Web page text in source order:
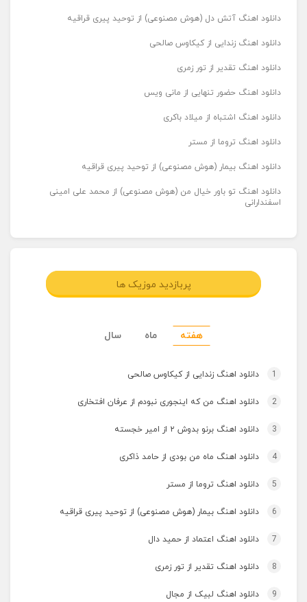
دانلود اهنگ آتش دل (هوش مصنوعی) از توحید پیری قراقیه
دانلود اهنگ زندایی از کیکاوس صالحی
دانلود اهنگ تقدیر از تور زمری
دانلود اهنگ حضور تنهایی از مانی ویس
دانلود اهنگ اشتباه از میلاد باکری
دانلود اهنگ تروما از مستر
دانلود اهنگ بیمار (هوش مصنوعی) از توحید پیری قراقیه
دانلود اهنگ تو باور خیال من (هوش مصنوعی) از محمد علی امینی
اسفندارانی
پربازدید موزیک ها
هفته ماه سال
1 دانلود اهنگ زندایی از کیکاوس صالحی
2 دانلود اهنگ من که اینجوری نبودم از عرفان افتخاری
3 دانلود اهنگ برنو بدوش ۲ از امیر خجسته
4 دانلود اهنگ ماه من بودی از حامد ذاکری
5 دانلود اهنگ تروما از مستر
6 دانلود اهنگ بیمار (هوش مصنوعی) از توحید پیری قراقیه
7 دانلود اهنگ اعتماد از حمید دال
8 دانلود اهنگ تقدیر از تور زمری
9 دانلود اهنگ لبیک از مجال